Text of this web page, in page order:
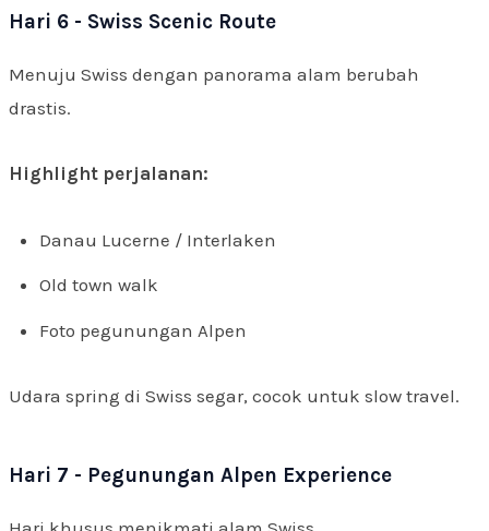
Hari 6 - Swiss Scenic Route
Menuju Swiss dengan panorama alam berubah
drastis.
Highlight perjalanan:
Danau Lucerne / Interlaken
Old town walk
Foto pegunungan Alpen
Udara spring di Swiss segar, cocok untuk slow travel.
Hari 7 - Pegunungan Alpen Experience